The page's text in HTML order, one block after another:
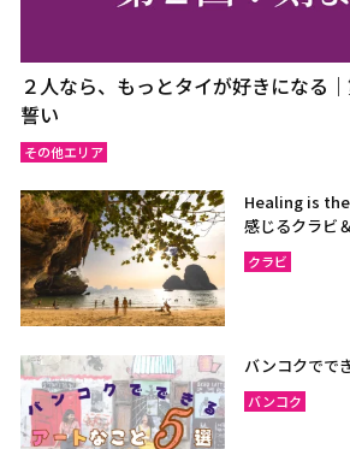
２人なら、もっとタイが好きになる
誓い
その他エリア
Healing is
感じるクラビ
クラビ
バンコクでで
バンコク